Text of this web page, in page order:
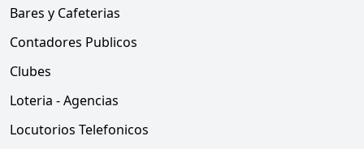
Bares y Cafeterias
Contadores Publicos
Clubes
Loteria - Agencias
Locutorios Telefonicos